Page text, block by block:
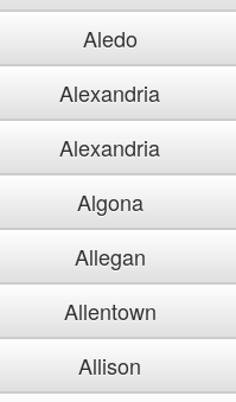
Aledo
Alexandria
Alexandria
Algona
Allegan
Allentown
Allison